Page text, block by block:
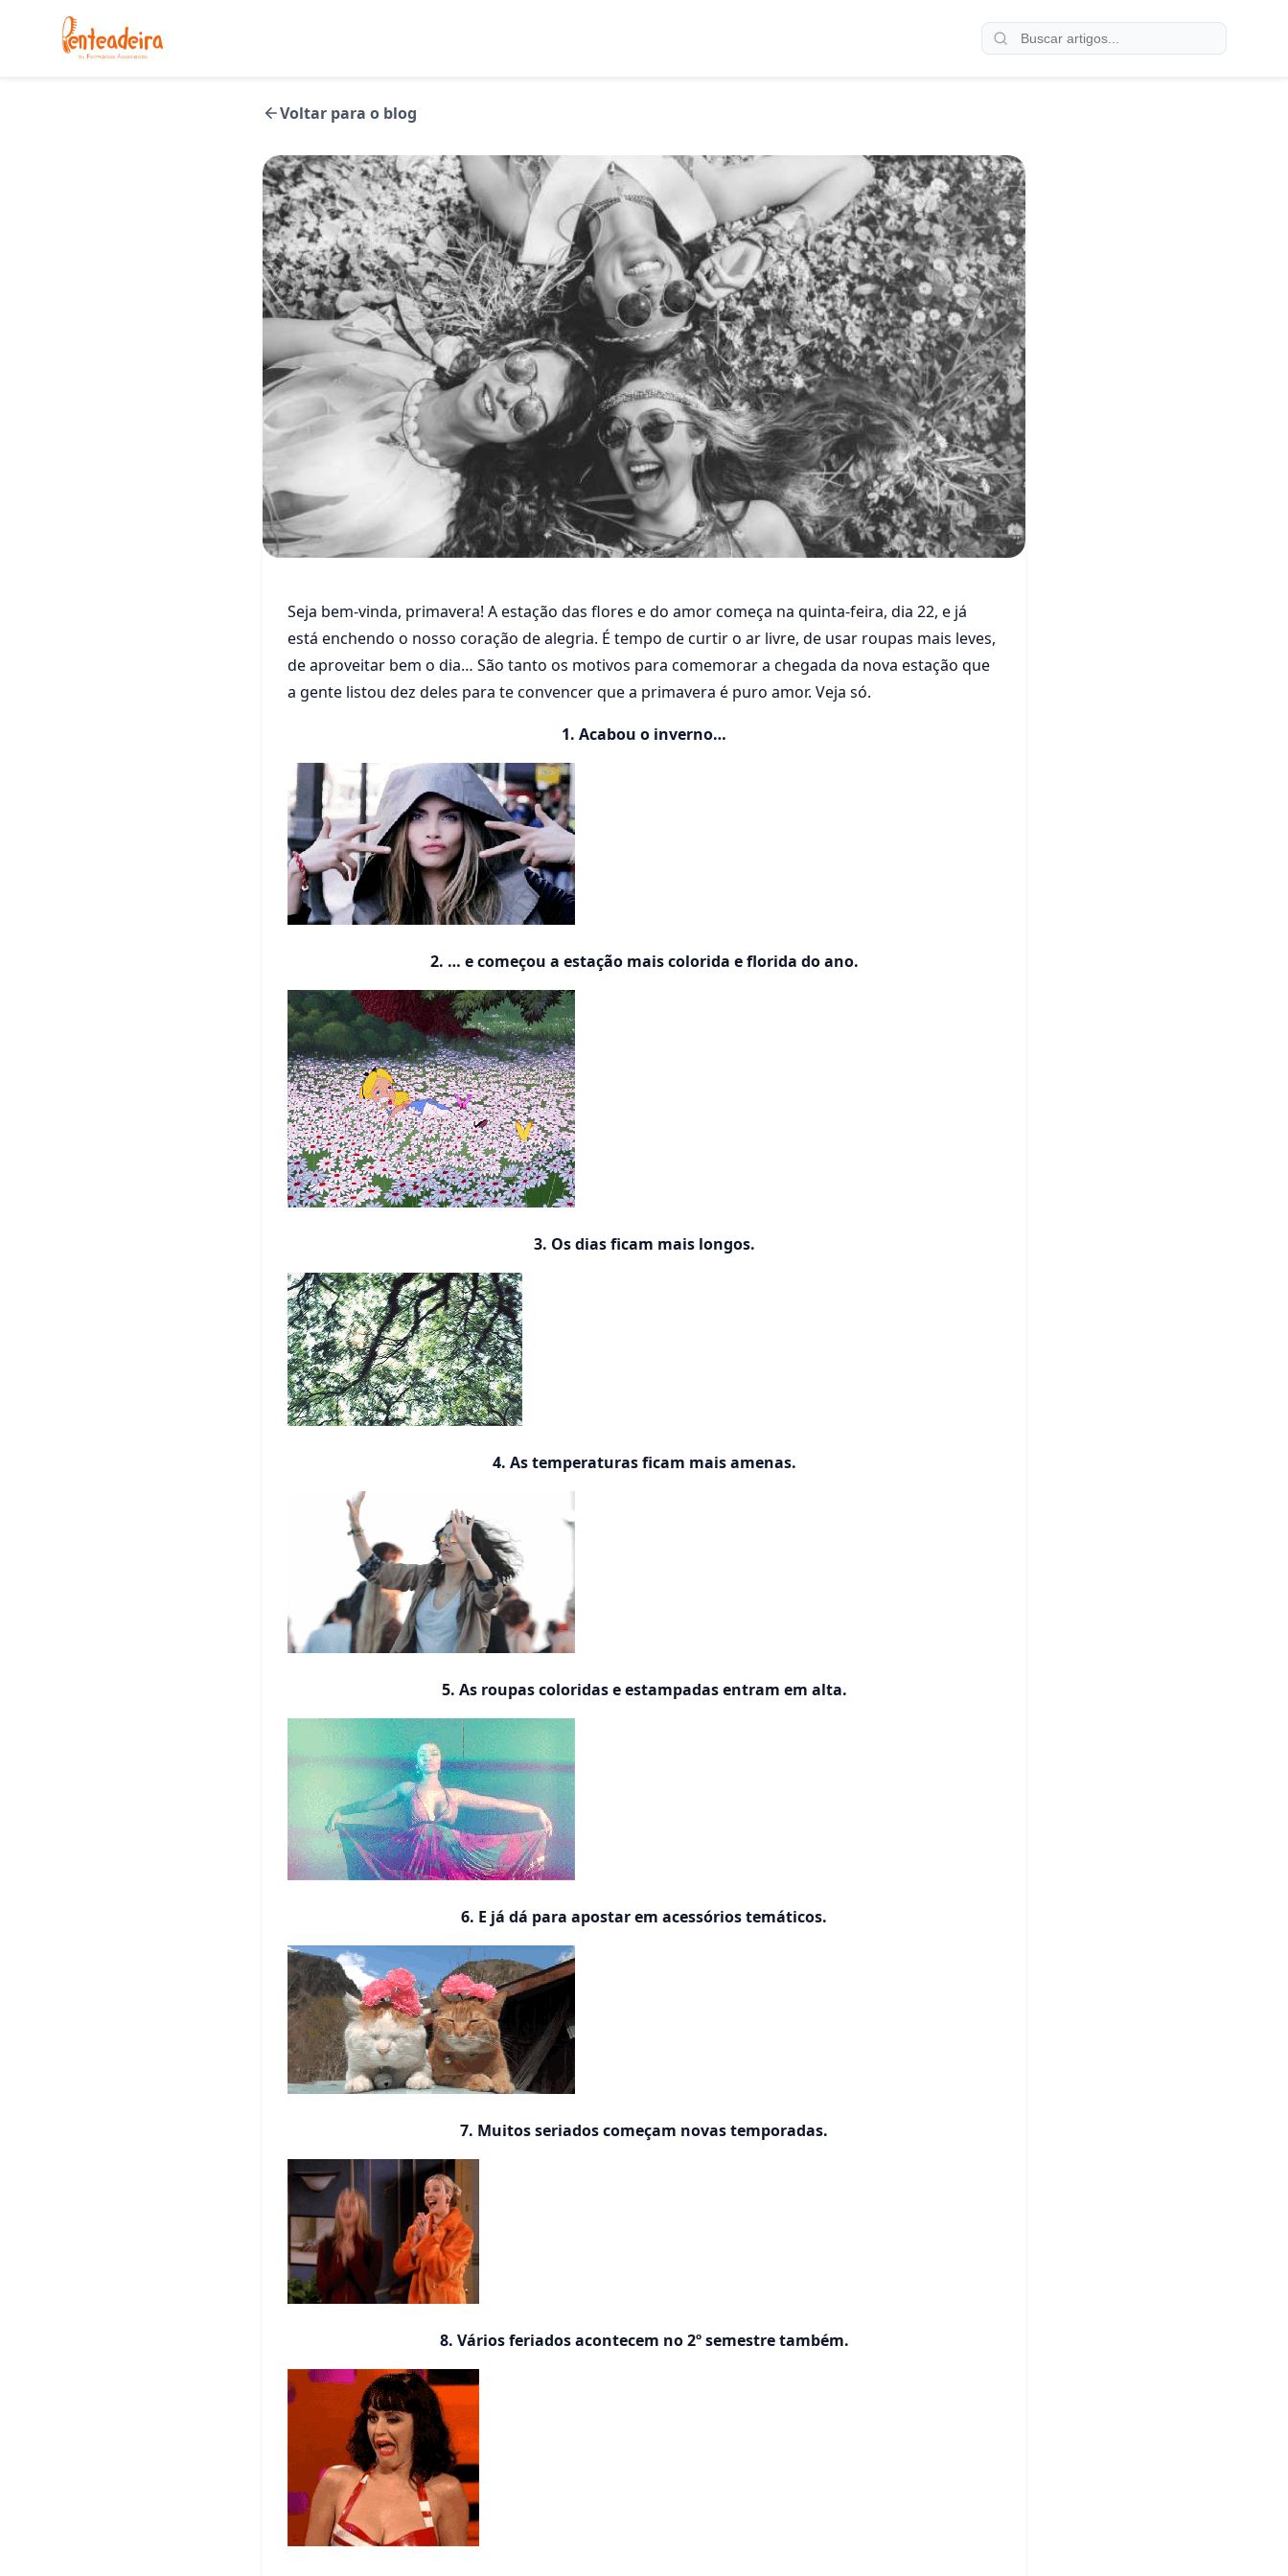
Voltar para o blog
10 MOTIVOS PARA AMAR A
PRIMAVERA
Seja bem-vinda, primavera! A estação das flores e do amor começa na quinta-feira, dia 22, e já
está enchendo o nosso coração de alegria. É tempo de curtir o ar livre, de usar roupas mais leves,
de aproveitar bem o dia… São tanto os motivos para comemorar a chegada da nova estação que
a gente listou dez deles para te convencer que a primavera é puro amor. Veja só.
1. Acabou o inverno…
2. … e começou a estação mais colorida e florida do ano.
3. Os dias ficam mais longos.
4. As temperaturas ficam mais amenas.
5. As roupas coloridas e estampadas entram em alta.
6. E já dá para apostar em acessórios temáticos.
7. Muitos seriados começam novas temporadas.
8. Vários feriados acontecem no 2º semestre também.